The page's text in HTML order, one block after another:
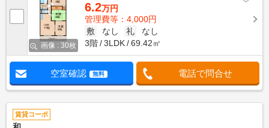
画像 : 30枚
6.2万円
管理費等：4,000円
敷
なし 礼
なし
3階
3LDK 69.42㎡
空室確認 無料 電話で問合せ
賃貸コーポ